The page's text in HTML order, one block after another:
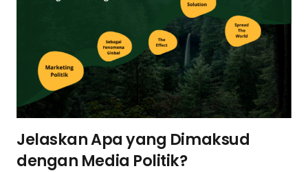
Jelaskan Apa yang Dimaksud
dengan Media Politik?